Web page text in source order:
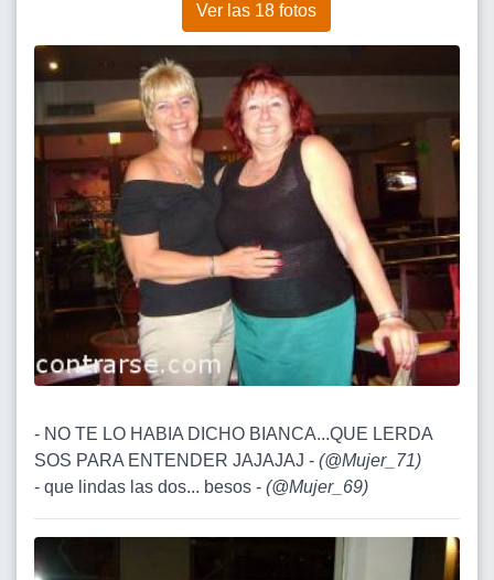
Ver las 18 fotos
- NO TE LO HABIA DICHO BIANCA...QUE LERDA
SOS PARA ENTENDER JAJAJAJ - (@Mujer_71)
- que lindas las dos... besos - (@Mujer_69)